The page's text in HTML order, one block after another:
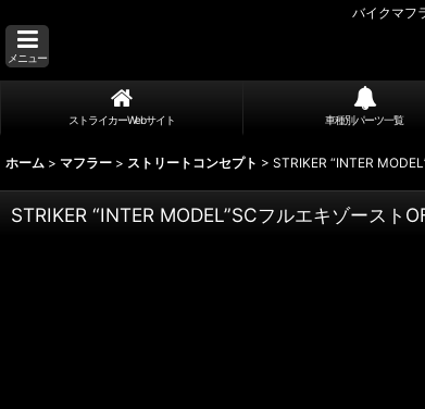
バイクマフ
メニュー
ストライカーWebサイト 車種別パーツ一覧
ホーム > マフラー > ストリートコンセプト > STRIKER “INTER
STRIKER “INTER MODEL”SCフルエキゾー